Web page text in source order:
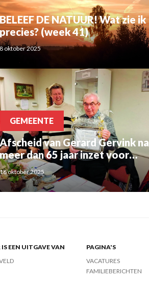
BELEEF DE NATUUR! Wat zie ik
precies? (week 41)
8 oktober 2025
GEMEENTE
Afscheid van Gerard Gervink na
meer dan 65 jaar inzet voor
Gerardus Bedevaart
16 oktober 2025
IS EEN UITGAVE VAN
PAGINA'S
VACATURES
FAMILIEBERICHTEN